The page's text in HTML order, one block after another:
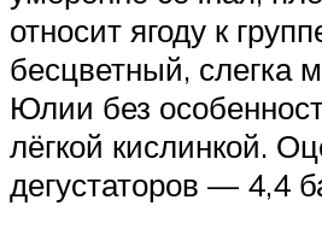
относит ягоду к
бесцветный, слегка
Юлии без
лёгкой кислинкой.
дегустаторов — 4,4